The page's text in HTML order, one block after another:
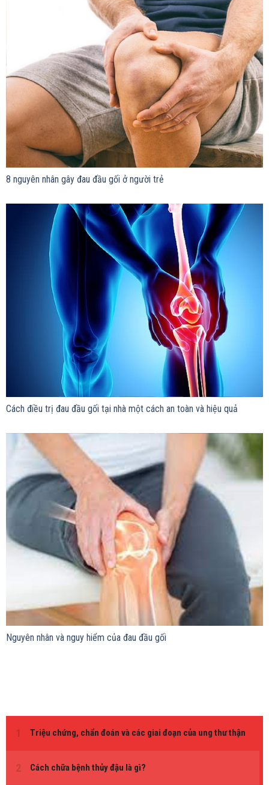
8 nguyên nhân gây đau đầu gối ở người trẻ
Cách điều trị đau đầu gối tại nhà một cách an toàn và hiệu quả
Nguyên nhân và nguy hiểm của đau đầu gối